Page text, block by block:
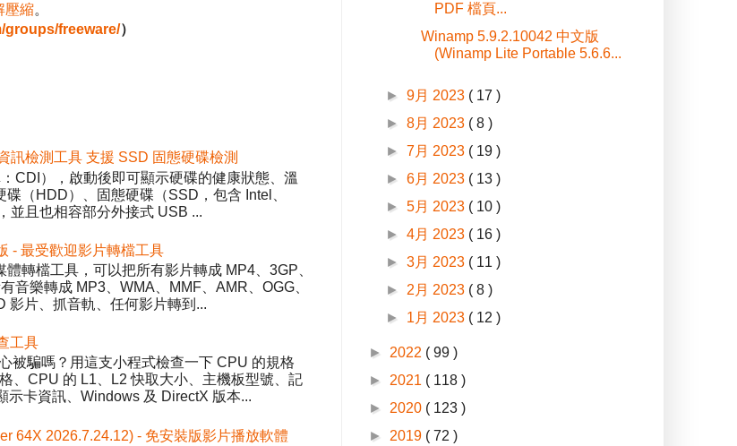
壓縮。
groups/freeware/）
訊檢測工具 支援 SSD 固態硬碟檢測
CDI），啟動後即可顯示硬碟的健康狀態、溫
（HDD）、固態硬碟（SSD，包含 Intel、
並且也相容部分外接式 USB ...
- 最受歡迎影片轉檔工具
轉檔工具，可以把所有影片轉成 MP4、3GP、
音樂轉成 MP3、WMA、MMF、AMR、OGG、
影片、抓音軌、任何影片轉到...
工具
被騙嗎？用這支小程式檢查一下 CPU 的規格
、CPU 的 L1、L2 快取大小、主機板型號、記
卡資訊、Windows 及 DirectX 版本...
64X 2026.7.24.12) - 免安裝版影片播放軟體
PDF 檔頁...
Winamp 5.9.2.10042 中文版
(Winamp Lite Portable 5.6.6...
►9月 2023 ( 17 )
►8月 2023 ( 8 )
►7月 2023 ( 19 )
►6月 2023 ( 13 )
►5月 2023 ( 10 )
►4月 2023 ( 16 )
►3月 2023 ( 11 )
► 2月 2023 ( 8 )
► 1月 2023 ( 12 )
► 2022 ( 99 )
► 2021 ( 118 )
► 2020 ( 123 )
► 2019 ( 72 )